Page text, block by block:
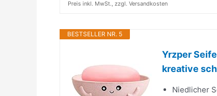
Preis inkl. MwSt., zzgl. Versandkosten
BESTSELLER NR. 5
Yrzper
kreative
Niedlicher